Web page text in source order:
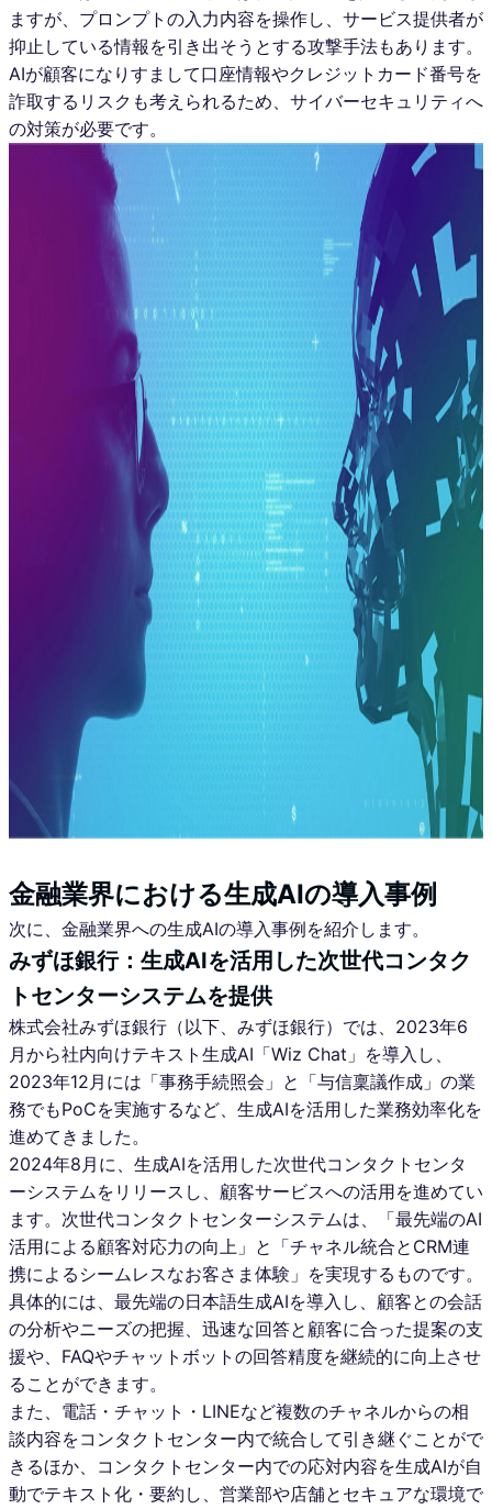
ますが、プロンプトの入力内容を操作し、サービス提供者が
抑止している情報を引き出そうとする攻撃手法もあります。
AIが顧客になりすまして口座情報やクレジットカード番号を
詐取するリスクも考えられるため、サイバーセキュリティへ
の対策が必要です。
金融業界における生成AIの導入事例
次に、金融業界への生成AIの導入事例を紹介します。
みずほ銀行：生成AIを活用した次世代コンタク
トセンターシステムを提供
株式会社みずほ銀行（以下、みずほ銀行）では、2023年6
月から社内向けテキスト生成AI「Wiz Chat」を導入し、
2023年12月には「事務手続照会」と「与信稟議作成」の業
務でもPoCを実施するなど、生成AIを活用した業務効率化を
進めてきました。
2024年8月に、生成AIを活用した次世代コンタクトセンタ
ーシステムをリリースし、顧客サービスへの活用を進めてい
ます。次世代コンタクトセンターシステムは、「最先端のAI
活用による顧客対応力の向上」と「チャネル統合とCRM連
携によるシームレスなお客さま体験」を実現するものです。
具体的には、最先端の日本語生成AIを導入し、顧客との会話
の分析やニーズの把握、迅速な回答と顧客に合った提案の支
援や、FAQやチャットボットの回答精度を継続的に向上させ
ることができます。
また、電話・チャット・LINEなど複数のチャネルからの相
談内容をコンタクトセンター内で統合して引き継ぐことがで
きるほか、コンタクトセンター内での応対内容を生成AIが自
動でテキスト化・要約し、営業部や店舗とセキュアな環境で